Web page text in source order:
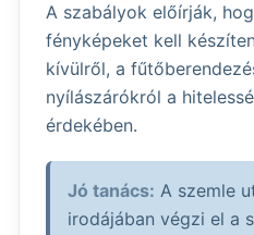
A szabályok előírják,
fényképeket kell
kívülről, a
nyílászárókról a
érdekében.
Jó tanács: A szemle
irodájában végzi el a